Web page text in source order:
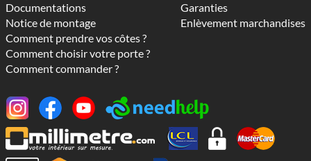
Documentations
Notice de montage
Comment prendre vos côtes ?
Comment choisir votre porte ?
Comment commander ?
Garanties
Enlèvement marchandises